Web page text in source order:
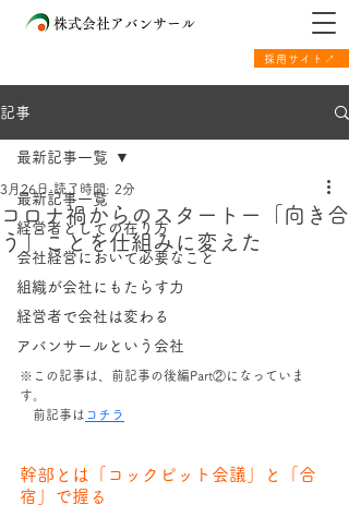
採用サイト↗
株式会社アバンサール
記事
最新記事一覧
経営者としての在り方
会社経営において必要なこと
組織が会社にもたらす力
経営者で会社は変わる
アバンサールという会社
最新記事一覧
コロナ禍からのスタートー「向き合
う」ことを仕組みに変えた
3月26日 読了時間: 2分
※この記事は、前記事の後編Part②になっていま
す。
前記事は コチラ
幹部とは「コックピット会議」と「合
宿」で握る